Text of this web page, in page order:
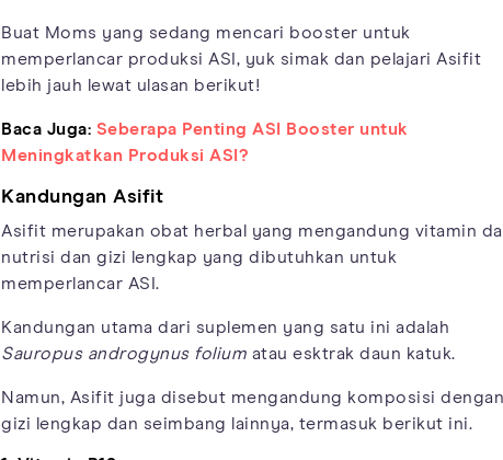
Buat Moms yang sedang mencari booster untuk
memperlancar produksi ASI, yuk simak dan pelajari Asifit
lebih jauh lewat ulasan berikut!
Baca Juga: Seberapa Penting ASI Booster untuk
Meningkatkan Produksi ASI?
Kandungan Asifit
Asifit merupakan obat herbal yang mengandung vitamin
nutrisi dan gizi lengkap yang dibutuhkan untuk
memperlancar ASI.
Kandungan utama dari suplemen yang satu ini adalah
Sauropus androgynus folium atau esktrak daun katuk.
Namun, Asifit juga disebut mengandung komposisi dengan
gizi lengkap dan seimbang lainnya, termasuk berikut ini.